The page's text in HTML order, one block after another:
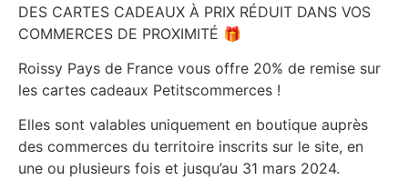
DES CARTES CADEAUX À PRIX RÉDUIT DANS VOS
COMMERCES DE PROXIMITÉ 🎁
Roissy Pays de France vous offre 20% de remise sur
les cartes cadeaux Petitscommerces !
Elles sont valables uniquement en boutique auprès
des commerces du territoire inscrits sur le site, en
une ou plusieurs fois et jusqu’au 31 mars 2024.